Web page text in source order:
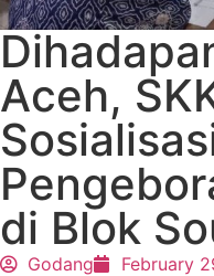
Aceh,
di Blok
Godang February